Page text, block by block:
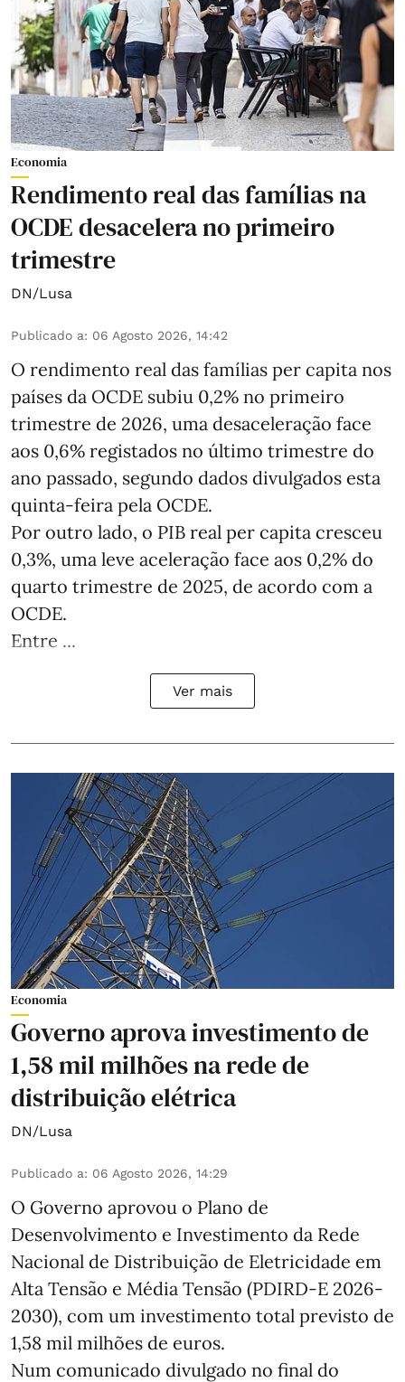
Economia
Rendimento real das famílias na
OCDE desacelera no primeiro
trimestre
DN/Lusa
Publicado a: 06 Agosto 2026, 14:42
O rendimento real das famílias per capita nos
países da OCDE subiu 0,2% no primeiro
trimestre de 2026, uma desaceleração face
aos 0,6% registados no último trimestre do
ano passado, segundo dados divulgados esta
quinta-feira pela OCDE.
Por outro lado, o PIB real per capita cresceu
0,3%, uma leve aceleração face aos 0,2% do
quarto trimestre de 2025, de acordo com a
OCDE.
Entre ...
Ver mais
Economia
Governo aprova investimento de
1,58 mil milhões na rede de
distribuição elétrica
DN/Lusa
Publicado a: 06 Agosto 2026, 14:29
O Governo aprovou o Plano de
Desenvolvimento e Investimento da Rede
Nacional de Distribuição de Eletricidade em
Alta Tensão e Média Tensão (PDIRD-E 2026-
2030), com um investimento total previsto de
1,58 mil milhões de euros.
Num comunicado divulgado no final do